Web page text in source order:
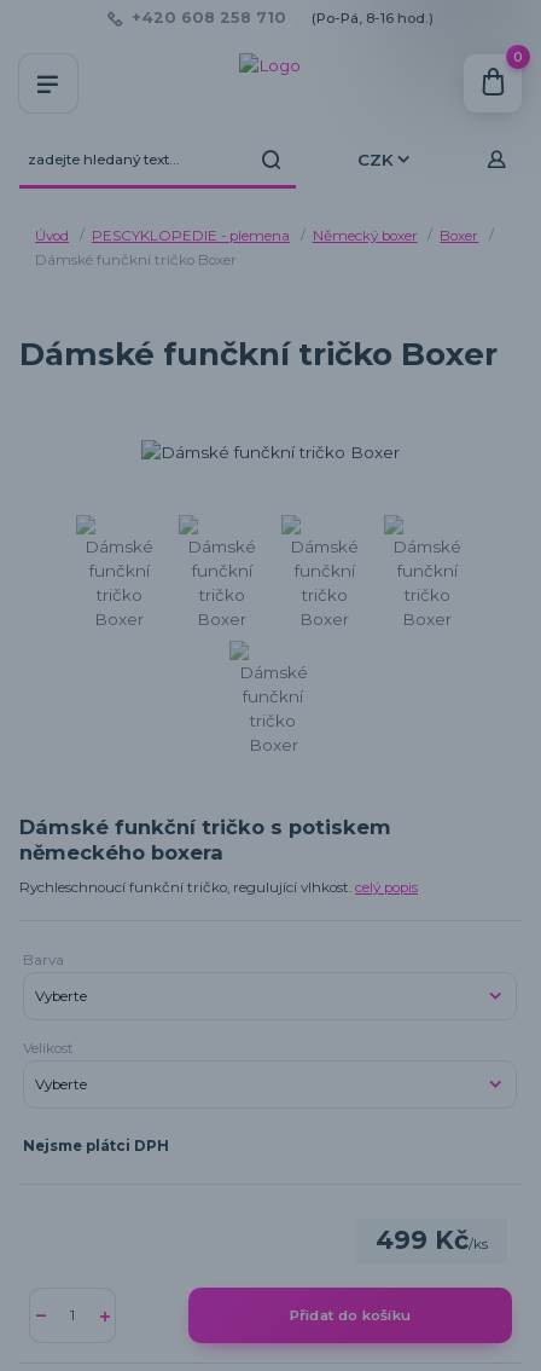
CZK
+420 608 258 710 (Po-Pá, 8-16 hod.)
0
Úvod PESCYKLOPEDIE - plemena Německý boxer
Boxer
Dámské funčkní tričko Boxer
Dámské funčkní tričko Boxer
Dámské funkční tričko s potiskem
německého boxera
Rychleschnoucí funkční tričko, regulující vlhkost. celý popis
Barva
Velikost
Nejsme plátci DPH
499 Kč/ks
Přidat do košíku